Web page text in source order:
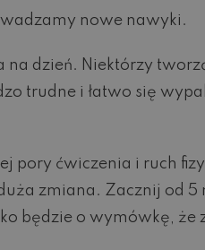
nowe nawyki.
na dzień. Niektórzy
trudne i łatwo się
ćwiczenia i ruch
zmiana. Zacznij od
będzie o wymówkę,